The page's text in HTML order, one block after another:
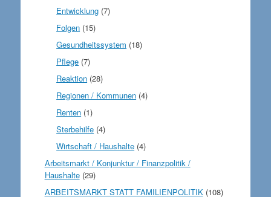
Entwicklung (7)
Folgen (15)
Gesundheitssystem (18)
Pflege (7)
Reaktion (28)
Regionen / Kommunen (4)
Renten (1)
Sterbehilfe (4)
Wirtschaft / Haushalte (4)
Arbeitsmarkt / Konjunktur / Finanzpolitik /
Haushalte(29)
ARBEITSMARKT STATT FAMILIENPOLITIK(108)